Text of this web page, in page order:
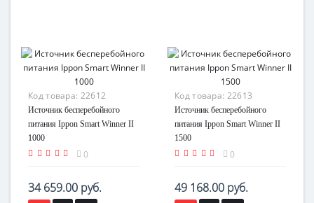
Код товара: 22612
Источник бесперебойного
питания Ippon Smart Winner II
1000
0
34 659.00 руб.
Код товара: 22613
Источник бесперебойного
питания Ippon Smart Winner II
1500
0
49 168.00 руб.